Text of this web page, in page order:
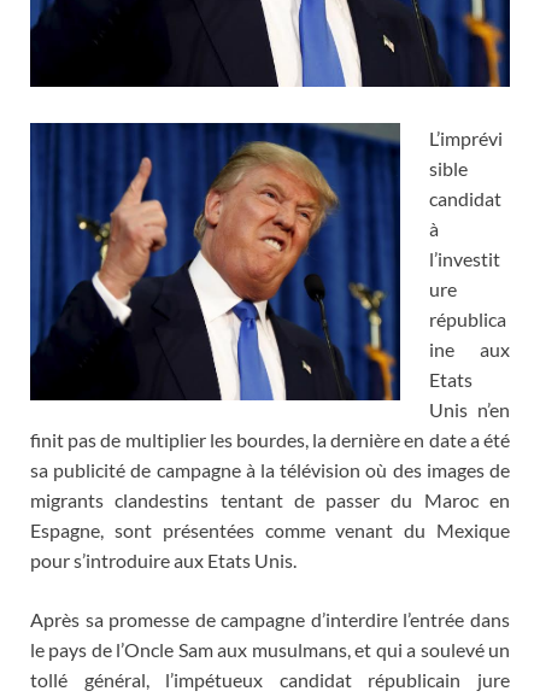
L’imprévi
sible
candidat
à
l’investit
ure
républica
ine aux
Etats
Unis n’en
finit pas de multiplier les bourdes, la dernière en date a été
sa publicité de campagne à la télévision où des images de
migrants clandestins tentant de passer du Maroc en
Espagne, sont présentées comme venant du Mexique
pour s’introduire aux Etats Unis.
Après sa promesse de campagne d’interdire l’entrée dans
le pays de l’Oncle Sam aux musulmans, et qui a soulevé un
tollé général, l’impétueux candidat républicain jure